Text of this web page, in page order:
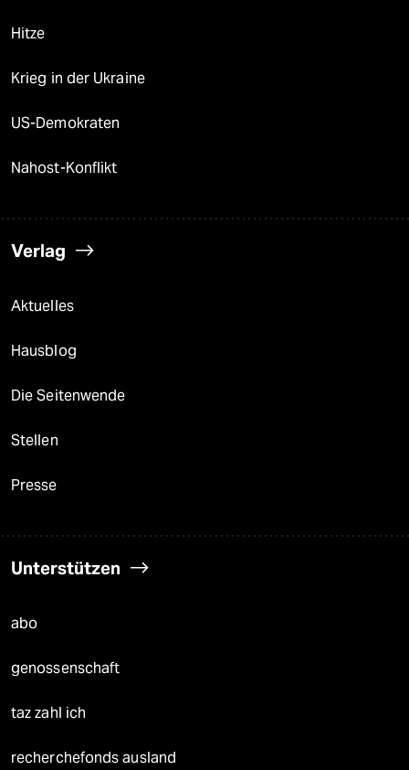
Hitze
Krieg in der Ukraine
US-Demokraten
Nahost-Konflikt
Verlag
Aktuelles
Hausblog
Die Seitenwende
Stellen
Presse
Unterstützen
abo
genossenschaft
taz zahl ich
recherchefonds ausland